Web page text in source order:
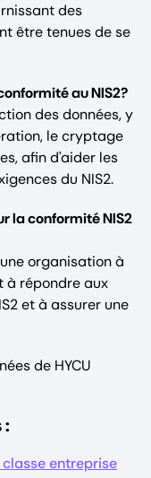
des
être tenues de se
au NIS2?
des données, y
le cryptage
afin d'aider les
du NIS2.
la conformité NIS2
organisation à
à répondre aux
et à assurer une
de HYCU
:
entreprise